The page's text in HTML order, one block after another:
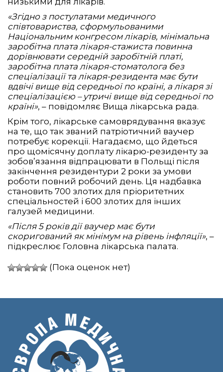
«Згідно з постулатами медичного
співтовариства, сформульованими
Національним конгресом лікарів, мінімальна
заробітна плата лікаря-стажиста повинна
дорівнювати середній заробітній платі,
заробітна плата лікаря-стоматолога без
спеціалізації та лікаря-резидента має бути
вдвічі вище від середньої по країні, а лікаря зі
спеціалізацією – утричі вище від середньої по
країні», – повідомляє Вища лікарська рада.
Крім того, лікарське самоврядування вказує
на те, що так званий патріотичний ваучер
потребує корекції. Нагадаємо, що йдеться
про щомісячну доплату лікарю-резиденту за
зобов’язання відпрацювати в Польщі після
закінчення резидентури 2 роки за умови
роботи повний робочий день. Ця надбавка
становить 700 злотих для пріоритетних
спеціальностей і 600 злотих для інших
галузей медицини.
«Після 5 років дії ваучер має бути
скоригований як мінімум на рівень інфляції», –
підкреслює Головна лікарська палата.
(Пока оценок нет)